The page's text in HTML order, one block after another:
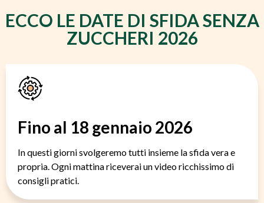
ECCO LE DATE DI SFIDA SENZA
ZUCCHERI 2026
Fino al 18 gennaio 2026
In questi giorni svolgeremo tutti insieme la sfida vera e
propria. Ogni mattina riceverai un video ricchissimo di
consigli pratici.